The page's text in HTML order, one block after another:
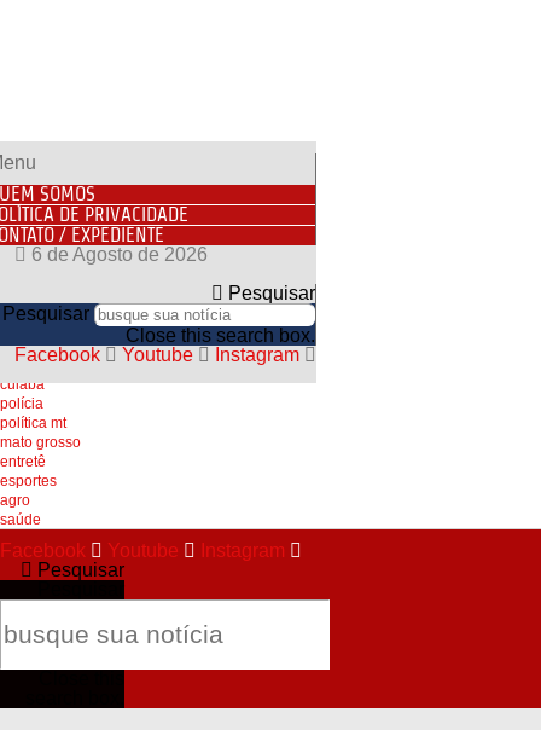
SOMOS
DE PRIVACIDADE
/ EXPEDIENTE
6 de Agosto de 2026
Pesquisar
Pesquisar
Close this search box.
Facebook
Youtube Instagram
home
várzea grande
cuiabá
polícia
política mt
mato grosso
agro
home
várzea grande
cuiabá
polícia
política mt
mato grosso
entretê
esportes
agro
saúde
Facebook Youtube
Instagram
Pesquisar